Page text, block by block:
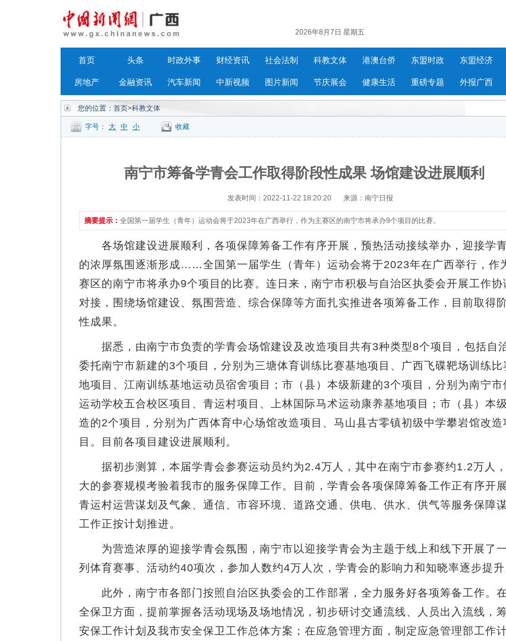
2026年8月7日 星期五
首页 头条 时政外事 财经资讯 社会法制 科教文体 港澳台侨 东盟时政 东盟经济
房地产 金融资讯 汽车新闻 中新视频 图片新闻 节庆展会 健康生活 重磅专题 外报广西
您的位置： 首页>科教文体
字号： 大 中 小 收藏
南宁市筹备学青会工作取得阶段性成果 场馆建设进展顺利
发表时间：2022-11-22 18:20:20 来源：南宁日报
摘要提示： 全国第一届学生（青年）运动会将于2023年在广西举行，作为主赛区的南宁市将承办9个项目的比赛。
各场馆建设进展顺利，各项保障筹备工作有序开展，预热活动接续举办，迎接学
的浓厚氛围逐渐形成……全国第一届学生（青年）运动会将于2023年在广西举行，作
赛区的南宁市将承办9个项目的比赛。连日来，南宁市积极与自治区执委会开展工作协
对接，围绕场馆建设、氛围营造、综合保障等方面扎实推进各项筹备工作，目前取得
性成果。
据悉，由南宁市负责的学青会场馆建设及改造项目共有3种类型8个项目，包括自
委托南宁市新建的3个项目，分别为三塘体育训练比赛基地项目、广西飞碟靶场训练比
地项目、江南训练基地运动员宿舍项目；市（县）本级新建的3个项目，分别为南宁市
运动学校五合校区项目、青运村项目、上林国际马术运动康养基地项目；市（县）本
造的2个项目，分别为广西体育中心场馆改造项目、马山县古零镇初级中学攀岩馆改造
目。目前各项目建设进展顺利。
据初步测算，本届学青会参赛运动员约为2.4万人，其中在南宁市参赛约1.2万人
大的参赛规模考验着我市的服务保障工作。目前，学青会各项保障筹备工作正有序开展
青运村运营谋划及气象、通信、市容环境、道路交通、供电、供水、供气等服务保障
工作正按计划推进。
为营造浓厚的迎接学青会氛围，南宁市以迎接学青会为主题于线上和线下开展了
列体育赛事、活动约40项次，参加人数约4万人次，学青会的影响力和知晓率逐步提升
此外，南宁市各部门按照自治区执委会的工作部署，全力服务好各项筹备工作。
全保卫方面，提前掌握各活动现场及场地情况，初步研讨交通流线、人员出入流线，
安保工作计划及我市安全保卫工作总体方案；在应急管理方面，制定应急管理部工作